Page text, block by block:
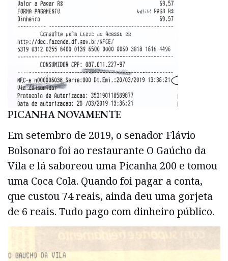
PICANHA NOVAMENTE
Em setembro de 2019, o senador Flávio
Bolsonaro foi ao restaurante O Gaúcho da
Vila e lá saboreou uma Picanha 200 e tomou
uma Coca Cola. Quando foi pagar a conta,
que custou 74 reais, ainda deu uma gorjeta
de 6 reais. Tudo pago com dinheiro público.